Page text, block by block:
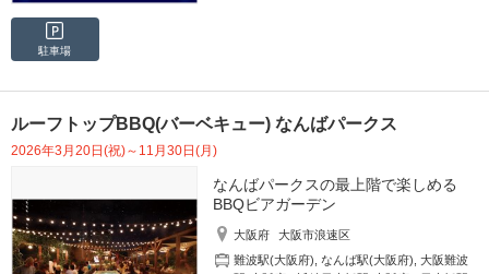
駐車場
ルーフトップBBQ(バーベキュー) なんばパークス
2026年3月20日(祝)～11月30日(月)
なんばパークスの最上階で楽しめる
BBQビアガーデン
大阪府
大阪市浪速区
難波駅(大阪府),なんば駅(大阪府),大阪難波